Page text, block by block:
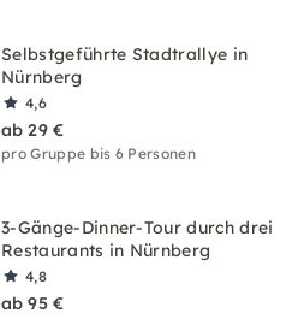
Selbstgeführte Stadtrallye in
Nürnberg
4,6
ab 29 €
pro Gruppe bis 6 Personen
3-Gänge-Dinner-Tour durch drei
Restaurants in Nürnberg
4,8
ab 95 €